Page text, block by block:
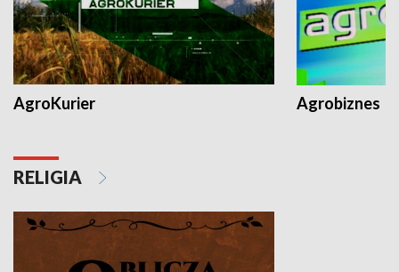
AgroKurier Agrobiznes
RELIGIA